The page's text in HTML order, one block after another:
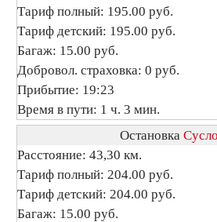
Тариф полный: 195.00 руб.
Тариф детский: 195.00 руб.
Багаж: 15.00 руб.
Добровол. страховка: 0 руб.
Прибытие: 19:23
Время в пути: 1 ч. 3 мин.
Остановка
Расстояние: 43,30 км.
Тариф полный: 204.00 руб.
Тариф детский: 204.00 руб.
Багаж: 15.00 руб.